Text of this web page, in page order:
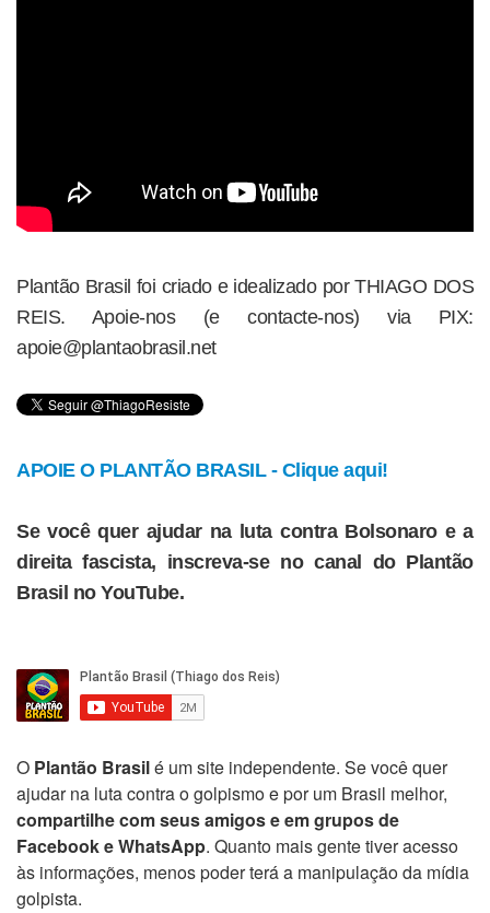
Plantão Brasil foi criado e idealizado por THIAGO DOS
REIS. Apoie-nos (e contacte-nos) via PIX:
apoie@plantaobrasil.net
APOIE O PLANTÃO BRASIL - Clique aqui!
Se você quer ajudar na luta contra Bolsonaro e a
direita fascista, inscreva-se no canal do Plantão
Brasil no YouTube.
O Plantão Brasilé um site independente. Se você quer
ajudar na luta contra o golpismo e por um Brasil melhor,
compartilhe com seus amigos e em grupos de
Facebook e WhatsApp. Quanto mais gente tiver acesso
às informações, menos poder terá a manipulação da mídia
golpista.